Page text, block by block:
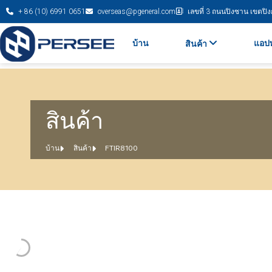
+ 86 (10) 6991 0651 overseas@pgeneral.com เลขที่ 3 ถนนปิงซาน เขตปิ
บ้าน สินค้า แอป
สินค้า
บ้าน สินค้า FTIR8100